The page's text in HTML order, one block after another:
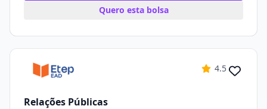
Quero esta bolsa
4.5
Relações Públicas